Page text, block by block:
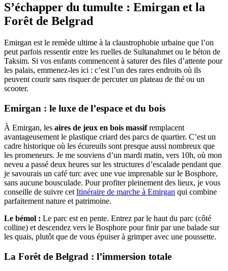
S’échapper du tumulte : Emirgan et la
Forêt de Belgrad
Emirgan est le remède ultime à la claustrophobie urbaine que l’on
peut parfois ressentir entre les ruelles de Sultanahmet ou le béton de
Taksim. Si vos enfants commencent à saturer des files d’attente pour
les palais, emmenez-les ici : c’est l’un des rares endroits où ils
peuvent courir sans risquer de percuter un plateau de thé ou un
scooter.
Emirgan : le luxe de l’espace et du bois
À Emirgan, les aires de jeux en bois massifremplacent
avantageusement le plastique criard des parcs de quartier. C’est un
cadre historique où les écureuils sont presque aussi nombreux que
les promeneurs. Je me souviens d’un mardi matin, vers 10h, où mon
neveu a passé deux heures sur les structures d’escalade pendant que
je savourais un café turc avec une vue imprenable sur le Bosphore,
sans aucune bousculade. Pour profiter pleinement des lieux, je vous
conseille de suivre cet Itinéraire de marche à Emirgan qui combine
parfaitement nature et patrimoine.
Le bémol : Le parc est en pente. Entrez par le haut du parc (côté
colline) et descendez vers le Bosphore pour finir par une balade sur
les quais, plutôt que de vous épuiser à grimper avec une poussette.
La Forêt de Belgrad : l’immersion totale